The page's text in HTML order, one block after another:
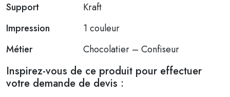
Support
Kraft
Impression
1 couleur
Métier
Chocolatier – Confiseur
Inspirez-vous de ce produit pour effectuer
votre demande de devis :